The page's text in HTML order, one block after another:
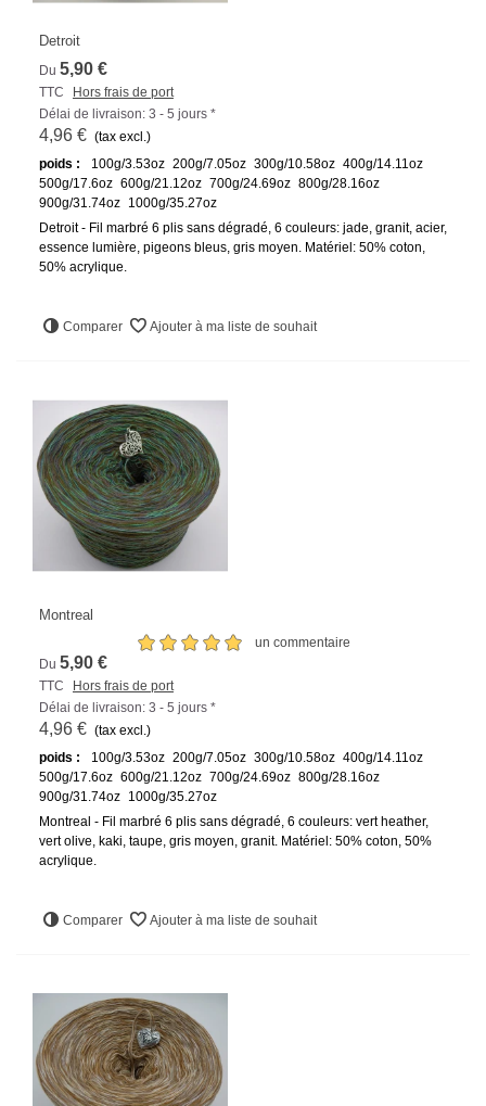
Detroit
Du 5,90 €
TTC
Hors frais de port
Délai de livraison: 3 - 5 jours *
4,96 € (tax excl.)
poids :
100g/3.53oz 200g/7.05oz 300g/10.58oz 400g/14.11oz
500g/17.6oz 600g/21.12oz 700g/24.69oz 800g/28.16oz
900g/31.74oz 1000g/35.27oz
Detroit - Fil marbré 6 plis sans dégradé, 6 couleurs: jade, granit, acier,
essence lumière, pigeons bleus, gris moyen. Matériel: 50% coton,
50% acrylique.
Comparer Ajouter à ma liste de souhait
Montreal
un commentaire
Du 5,90 €
TTC
Hors frais de port
Délai de livraison: 3 - 5 jours *
4,96 € (tax excl.)
poids :
100g/3.53oz 200g/7.05oz 300g/10.58oz 400g/14.11oz
500g/17.6oz 600g/21.12oz 700g/24.69oz 800g/28.16oz
900g/31.74oz 1000g/35.27oz
Montreal - Fil marbré 6 plis sans dégradé, 6 couleurs: vert heather,
vert olive, kaki, taupe, gris moyen, granit. Matériel: 50% coton, 50%
acrylique.
Comparer Ajouter à ma liste de souhait